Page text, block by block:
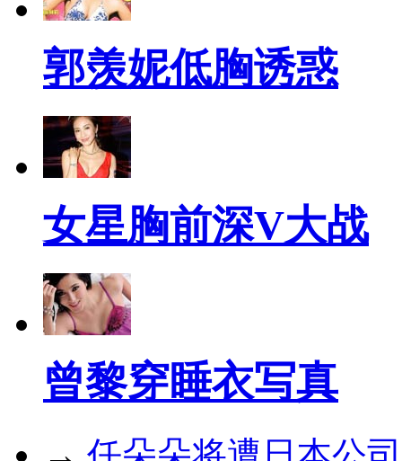
郭羡妮低胸诱惑
女星胸前深V大战
曾黎穿睡衣写真